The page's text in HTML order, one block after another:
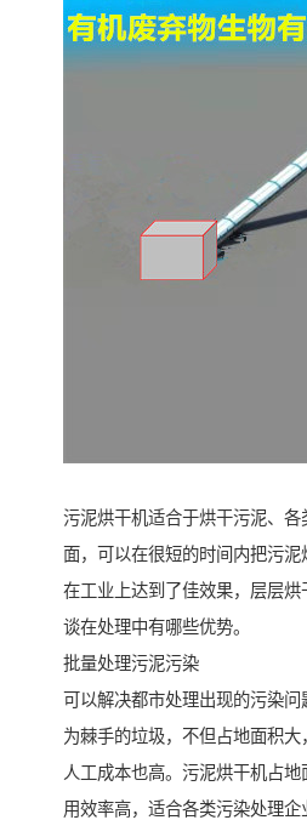
污泥烘干机适合于烘干污泥、
面，可以在很短的时间内把污泥
在工业上达到了佳效果，层层
谈在处理中有哪些优势。
批量处理污泥污染
可以解决都市处理出现的污染
为棘手的垃圾，不但占地面积
人工成本也高。污泥烘干机占
用效率高，适合各类污染处理企